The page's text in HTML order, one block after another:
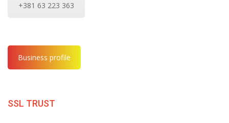
+381 63 223 363
Business profile
SSL TRUST